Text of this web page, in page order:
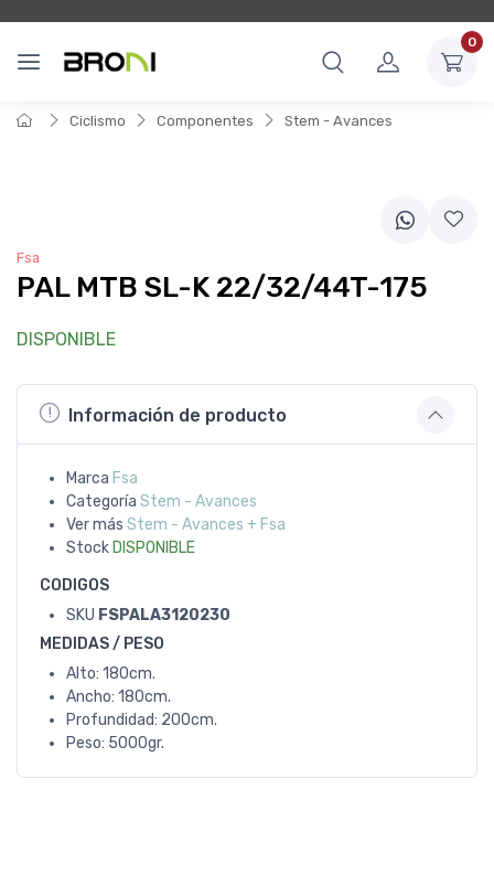
0
Ciclismo Componentes Stem - Avances
Fsa
PAL MTB SL-K 22/32/44T-175
DISPONIBLE
Información de producto
Marca Fsa
Categoría Stem - Avances
Ver más Stem - Avances + Fsa
Stock DISPONIBLE
CODIGOS
SKU FSPALA3120230
MEDIDAS / PESO
Alto: 180cm.
Ancho: 180cm.
Profundidad: 200cm.
Peso: 5000gr.